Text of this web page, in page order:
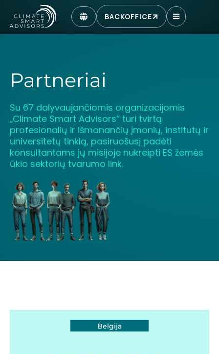
BACKOFFICE
Partneriai
Su 67 dalyvaujančiomis organizacijomis
„Climate Smart Advisors“ turi tvirtą
profesionalių ir išmanančių įmonių, institutų ir
universitetų tinklą, pasiruošusį padėti
konsultantams jų misijoje nukreipti ES žemės
ūkio sektorių tvarumo link.
Belgija